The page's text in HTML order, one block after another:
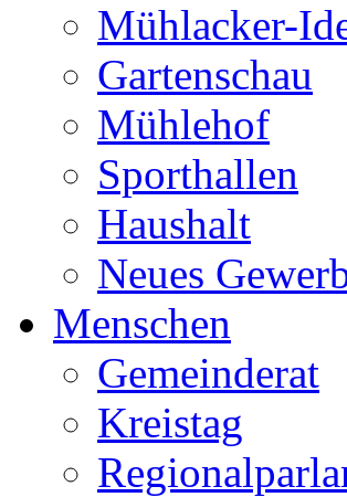
Mühlacker-
Gartenschau
Mühlehof
Sporthallen
Haushalt
Neues
Menschen
Gemeinderat
Kreistag